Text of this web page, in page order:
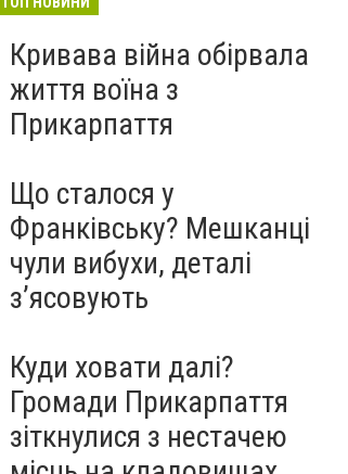
Кривава війна обірвала
життя воїна з
Прикарпаття
Що сталося у
Франківську? Мешканці
чули вибухи, деталі
з’ясовують
Куди ховати далі?
Громади Прикарпаття
зіткнулися з нестачею